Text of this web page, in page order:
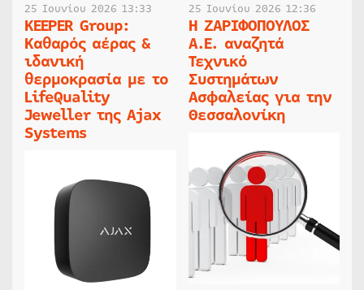
25 Ιουνίου 2026 13:33
KEEPER Group:
Καθαρός αέρας &
ιδανική
θερμοκρασία με το
LifeQuality
Jeweller της Ajax
Systems
25 Ιουνίου 2026 12:36
Η ΖΑΡΙΦΟΠΟΥΛΟΣ
Α.Ε. αναζητά
Τεχνικό
Συστημάτων
Ασφαλείας για την
Θεσσαλονίκη